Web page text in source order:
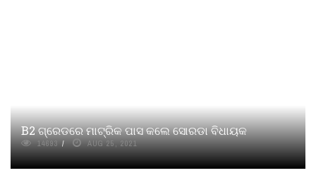
B2 ଗ୍ରେଡରେ ମାଟ୍ରିକ ପାସ କଲେ ସୋରଡା ବିଧାୟକ
14693 AUG 25, 2021